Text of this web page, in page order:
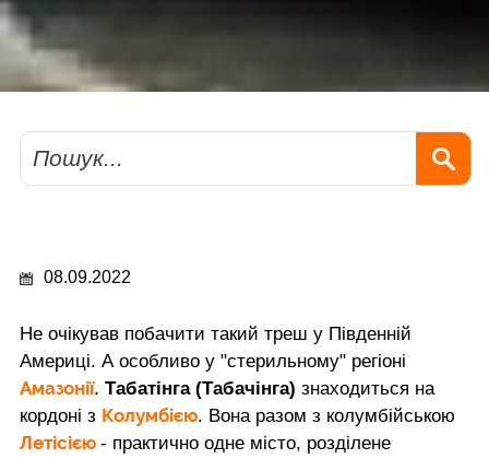
Пошук
08.09.2022
Не очікував побачити такий треш у Південній
Америці. А особливо у "стерильному" регіоні
Амазонії. Табатінга (Табачінга) знаходиться на
кордоні з Колумбією. Вона разом з колумбійською
Летісією - практично одне місто, розділене